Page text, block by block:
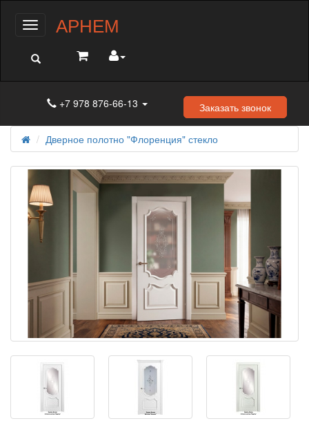
МенюАРНЕМ
+7 978 876-66-13 Заказать звонок
Дверное полотно "Флоренция" стекло